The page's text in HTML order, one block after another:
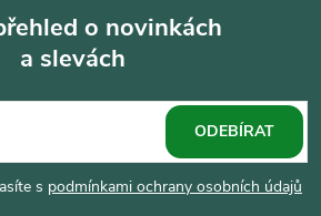
o novinkách
a slevách
s podmínkami ochrany osobních údajů
ODEBÍRAT